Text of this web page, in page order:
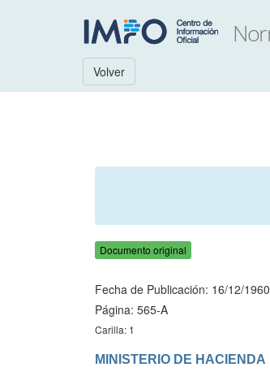
Volver
Documento original
Fecha de Publicación: 16/12/1960
Página: 565-A
Carilla: 1
MINISTERIO DE HACIENDA